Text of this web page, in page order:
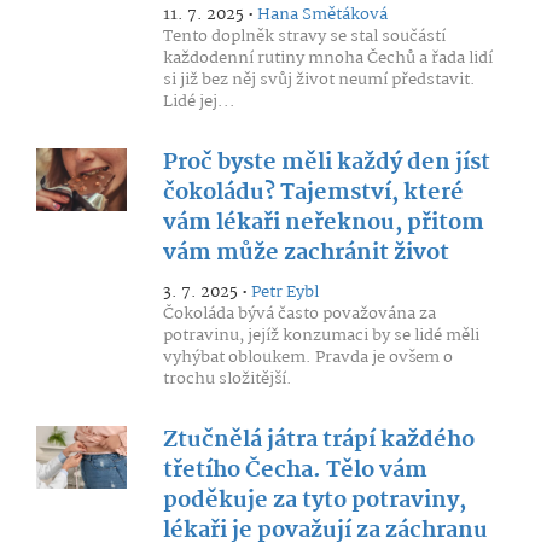
11. 7. 2025 •Hana Smětáková
Tento doplněk stravy se stal součástí
každodenní rutiny mnoha Čechů a řada lidí
si již bez něj svůj život neumí představit.
Lidé jej...
Proč byste měli každý den jíst
čokoládu? Tajemství, které
vám lékaři neřeknou, přitom
vám může zachránit život
3. 7. 2025 •Petr Eybl
Čokoláda bývá často považována za
potravinu, jejíž konzumaci by se lidé měli
vyhýbat obloukem. Pravda je ovšem o
trochu složitější.
Ztučnělá játra trápí každého
třetího Čecha. Tělo vám
poděkuje za tyto potraviny,
lékaři je považují za záchranu